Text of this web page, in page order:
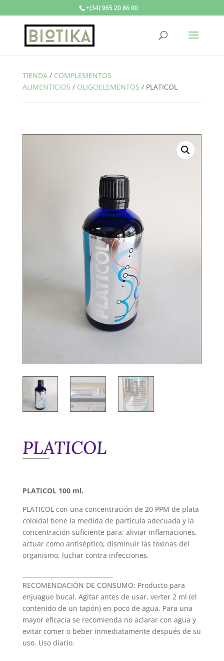
+(34) 965 20 86 00
TIENDA/ COMPLEMENTOS
ALIMENTICIOS / OLIGOELEMENTOS / PLATICOL
PLATICOL
PLATICOL 100 ml.
PLATICOL con una concentración de 20 PPM de plata
coloidal tiene la medida de partícula adecuada y la
concentración suficiente para: aliviar inflamaciones,
actuar como antiséptico, disminuir las toxinas del
organismo, luchar contra infecciones.
RECOMENDACIÓN DE CONSUMO: Producto para
enjuague bucal. Agitar antes de usar, verter 2 ml (el
contenido de un tapón) en poco de agua. Para una
mayor eficacia se recomienda no aclarar con agua y
evitar comer o beber inmediatamente después de su
uso. Uso diario.